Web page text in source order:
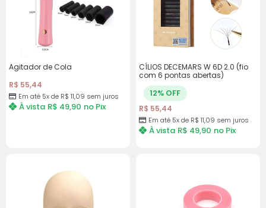
Agitador de Cola
R$ 55,44
Em até 5x de R$ 11,09 sem juros
À vista R$ 49,90 no Pix
CÍLIOS DECEMARS W 6D 2.0 (fio
com 6 pontas abertas)
12% OFF
R$ 55,44
Em até 5x de R$ 11,09 sem juros
À vista R$ 49,90 no Pix